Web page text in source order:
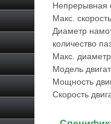
Непрерывная
Макс.
Диаметр
количество
Макс.
Модель
Мощность
Скорость